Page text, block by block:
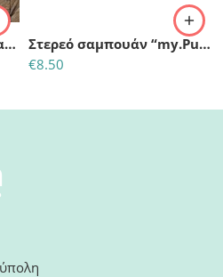
Ανθισμένη Αυλή – Αρωματικό κερί σόγιας Στερεό σαμπουάν “my.Purple”-silver για ξανθά και γκρίζα μαλλιά
€8.50